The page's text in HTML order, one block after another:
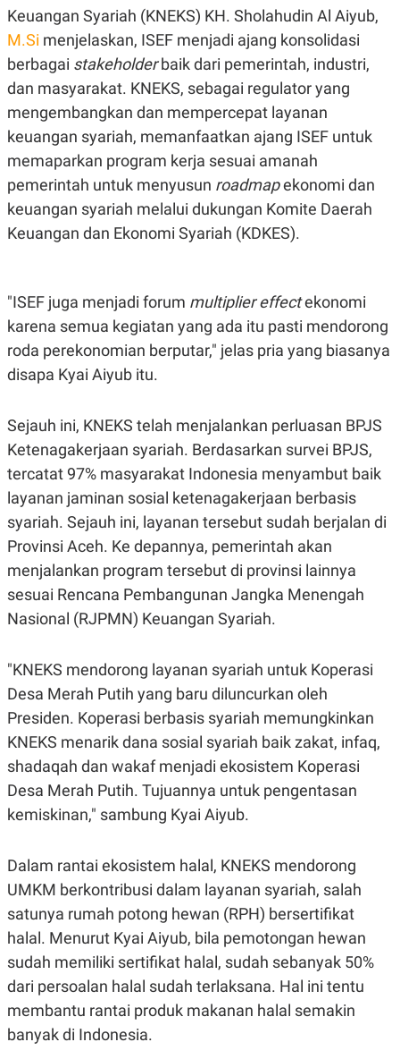
Keuangan Syariah (KNEKS) KH. Sholahudin Al Aiyub,
M.Si menjelaskan, ISEF menjadi ajang konsolidasi
berbagai stakeholderbaik dari pemerintah, industri,
dan masyarakat. KNEKS, sebagai regulator yang
mengembangkan dan mempercepat layanan
keuangan syariah, memanfaatkan ajang ISEF untuk
memaparkan program kerja sesuai amanah
pemerintah untuk menyusun roadmapekonomi dan
keuangan syariah melalui dukungan Komite Daerah
Keuangan dan Ekonomi Syariah (KDKES).
"ISEF juga menjadi forum multiplier effectekonomi
karena semua kegiatan yang ada itu pasti mendorong
roda perekonomian berputar," jelas pria yang biasanya
disapa Kyai Aiyub itu.
Sejauh ini, KNEKS telah menjalankan perluasan BPJS
Ketenagakerjaan syariah. Berdasarkan survei BPJS,
tercatat 97% masyarakat Indonesia menyambut baik
layanan jaminan sosial ketenagakerjaan berbasis
syariah. Sejauh ini, layanan tersebut sudah berjalan di
Provinsi Aceh. Ke depannya, pemerintah akan
menjalankan program tersebut di provinsi lainnya
sesuai Rencana Pembangunan Jangka Menengah
Nasional (RJPMN) Keuangan Syariah.
"KNEKS mendorong layanan syariah untuk Koperasi
Desa Merah Putih yang baru diluncurkan oleh
Presiden. Koperasi berbasis syariah memungkinkan
KNEKS menarik dana sosial syariah baik zakat, infaq,
shadaqah dan wakaf menjadi ekosistem Koperasi
Desa Merah Putih. Tujuannya untuk pengentasan
kemiskinan," sambung Kyai Aiyub.
Dalam rantai ekosistem halal, KNEKS mendorong
UMKM berkontribusi dalam layanan syariah, salah
satunya rumah potong hewan (RPH) bersertifikat
halal. Menurut Kyai Aiyub, bila pemotongan hewan
sudah memiliki sertifikat halal, sudah sebanyak 50%
dari persoalan halal sudah terlaksana. Hal ini tentu
membantu rantai produk makanan halal semakin
banyak di Indonesia.